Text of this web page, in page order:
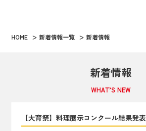
HOME 新着情報一覧 新着情報
新着情報
WHAT’S NEW
【大育祭】料理展示コンクール結果発表